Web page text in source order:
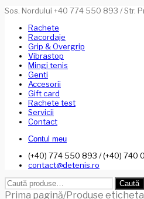
Sos. Nordului +40 774 550 893 / Str.
Rachete
Racordaje
Grip & Overgrip
Vibrastop
Mingi tenis
Genti
Accesorii
Gift card
Rachete test
Servicii
Contact
Contul meu
(+40) 774 550 893 / (+40) 740
contact@detenis.ro
Caută
după:
Caută
Prima pagină/Produse